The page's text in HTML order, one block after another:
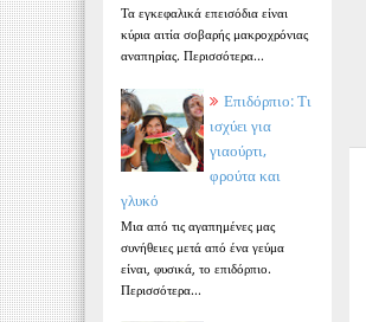
Τα εγκεφαλικά επεισόδια είναι
κύρια αιτία σοβαρής μακροχρόνιας
αναπηρίας. Περισσότερα...
Επιδόρπιο: Τι
ισχύει για
γιαούρτι,
φρούτα και
γλυκό
Μια από τις αγαπημένες μας
συνήθειες μετά από ένα γεύμα
είναι, φυσικά, το επιδόρπιο.
Περισσότερα...